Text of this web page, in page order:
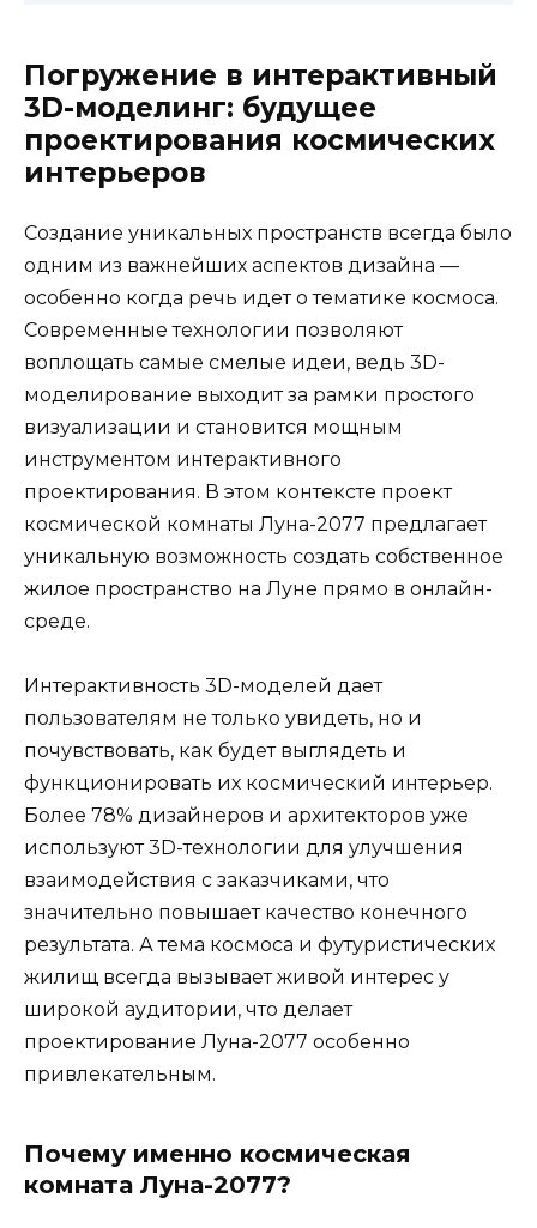
Погружение в интерактивный
3D-моделинг: будущее
проектирования космических
интерьеров
Создание уникальных пространств всегда было
одним из важнейших аспектов дизайна —
особенно когда речь идет о тематике космоса.
Современные технологии позволяют
воплощать самые смелые идеи, ведь 3D-
моделирование выходит за рамки простого
визуализации и становится мощным
инструментом интерактивного
проектирования. В этом контексте проект
космической комнаты Луна-2077 предлагает
уникальную возможность создать собственное
жилое пространство на Луне прямо в онлайн-
среде.
Интерактивность 3D-моделей дает
пользователям не только увидеть, но и
почувствовать, как будет выглядеть и
функционировать их космический интерьер.
Более 78% дизайнеров и архитекторов уже
используют 3D-технологии для улучшения
взаимодействия с заказчиками, что
значительно повышает качество конечного
результата. А тема космоса и футуристических
жилищ всегда вызывает живой интерес у
широкой аудитории, что делает
проектирование Луна-2077 особенно
привлекательным.
Почему именно космическая
комната Луна-2077?